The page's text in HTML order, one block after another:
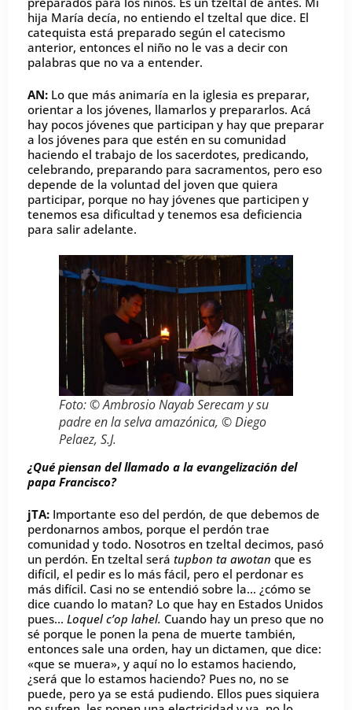
hija María decía, no entiendo el tzeltal que dice. El
catequista está preparado según el catecismo
anterior, entonces el niño no le vas a decir con
palabras que no va a entender.
AN: Lo que más animaría en la iglesia es preparar,
orientar a los jóvenes, llamarlos y prepararlos. Acá
hay pocos jóvenes que participan y hay que preparar
a los jóvenes para que estén en su comunidad
haciendo el trabajo de los sacerdotes, predicando,
celebrando, preparando para sacramentos, pero eso
depende de la voluntad del joven que quiera
participar, porque no hay jóvenes que participen y
tenemos esa dificultad y tenemos esa deficiencia
para salir adelante.
Foto: © Ambrosio Nayab Serecam y su
padre en la selva amazónica, © Diego
Pelaez, S.J.
¿Qué piensan del llamado a la evangelización del
papa Francisco?
jTA: Importante eso del perdón, de que debemos de
perdonarnos ambos, porque el perdón trae
comunidad y todo. Nosotros en tzeltal decimos, pasó
un perdón. En tzeltal será tupbon ta awotan que es
difícil, el pedir es lo más fácil, pero el perdonar es
más difícil. Casi no se entendió sobre la… ¿cómo se
dice cuando lo matan? Lo que hay en Estados Unidos
pues… Loquel c’op lahel. Cuando hay un preso que no
sé porque le ponen la pena de muerte también,
entonces sale una orden, hay un dictamen, que dice:
«que se muera», y aquí no lo estamos haciendo,
¿será que lo estamos haciendo? Pues no, no se
puede, pero ya se está pudiendo. Ellos pues siquiera